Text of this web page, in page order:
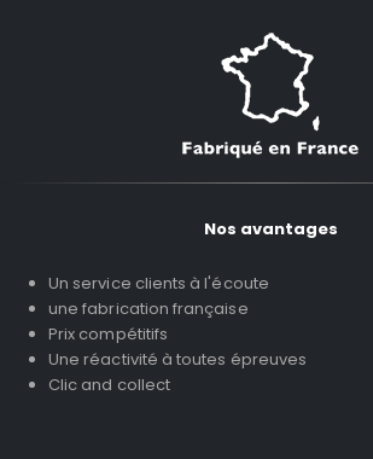
Nos avantages
Un service clients à l'écoute
une fabrication française
Prix compétitifs
Une réactivité à toutes épreuves
Clic and collect